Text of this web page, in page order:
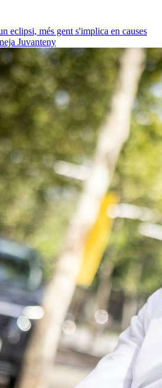
eclipsi, més gent s'implica en causes
Juvanteny